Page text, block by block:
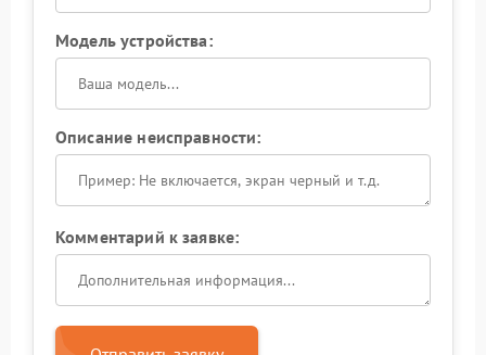
Модель устройства:
Описание неисправности:
Комментарий к заявке: